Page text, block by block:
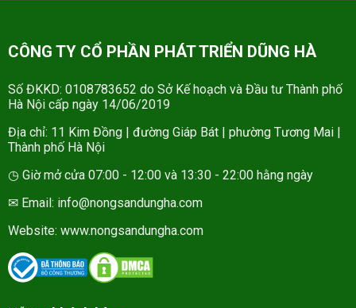
CÔNG TY CỔ PHẦN PHÁT TRIỂN DŨNG HÀ
Số ĐKKD: 0108783652 do Sở Kế hoạch và Đầu tư Thành phố
Hà Nội cấp ngày 14/06/2019
Địa chỉ: 11 Kim Đồng | đường Giáp Bát | phường Tương Mai |
Thành phố Hà Nội
◷ Giờ mở cửa 07:00 - 12:00 và 13:30 - 22:00 hằng ngày
✉ Email: info@nongsandungha.com
Website: www.nongsandungha.com